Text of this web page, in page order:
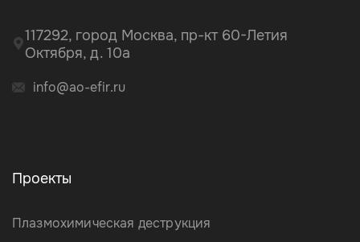
117292, город Москва, пр-кт 60-Летия
Октября, д. 10а
info@ao-efir.ru
Проекты
Плазмохимическая деструкция